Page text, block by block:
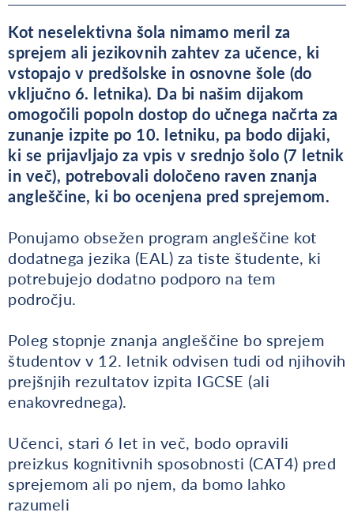
Kot neselektivna šola nimamo meril za
sprejem ali jezikovnih zahtev za učence, ki
vstopajo v predšolske in osnovne šole (do
vključno 6. letnika). Da bi našim dijakom
omogočili popoln dostop do učnega načrta za
zunanje izpite po 10. letniku, pa bodo dijaki,
ki se prijavljajo za vpis v srednjo šolo (7 letnik
in več), potrebovali določeno raven znanja
angleščine, ki bo ocenjena pred sprejemom.
Ponujamo obsežen program angleščine kot
dodatnega jezika (EAL) za tiste študente, ki
potrebujejo dodatno podporo na tem
področju.
Poleg stopnje znanja angleščine bo sprejem
študentov v 12. letnik odvisen tudi od njihovih
prejšnjih rezultatov izpita IGCSE (ali
enakovrednega).
Učenci, stari 6 let in več, bodo opravili
preizkus kognitivnih sposobnosti (CAT4) pred
sprejemom ali po njem, da bomo lahko
razumeli